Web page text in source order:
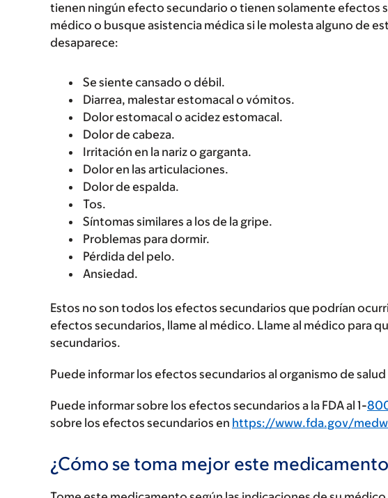
tienen ningún efecto secundario o tienen solamente efectos
médico o busque asistencia médica si le molesta alguno de
desaparece:
Se siente cansado o débil.
Diarrea, malestar estomacal o vómitos.
Dolor estomacal o acidez estomacal.
Dolor de cabeza.
Irritación en la nariz o garganta.
Dolor en las articulaciones.
Dolor de espalda.
Tos.
Síntomas similares a los de la gripe.
Problemas para dormir.
Pérdida del pelo.
Ansiedad.
Estos no son todos los efectos secundarios que podrían
efectos secundarios, llame al médico. Llame al médico para
secundarios.
Puede informar los efectos secundarios al organismo de salud
Puede informar sobre los efectos secundarios a la FDA al 1-
sobre los efectos secundarios en https://www.fda.gov/
¿Cómo se toma mejor este